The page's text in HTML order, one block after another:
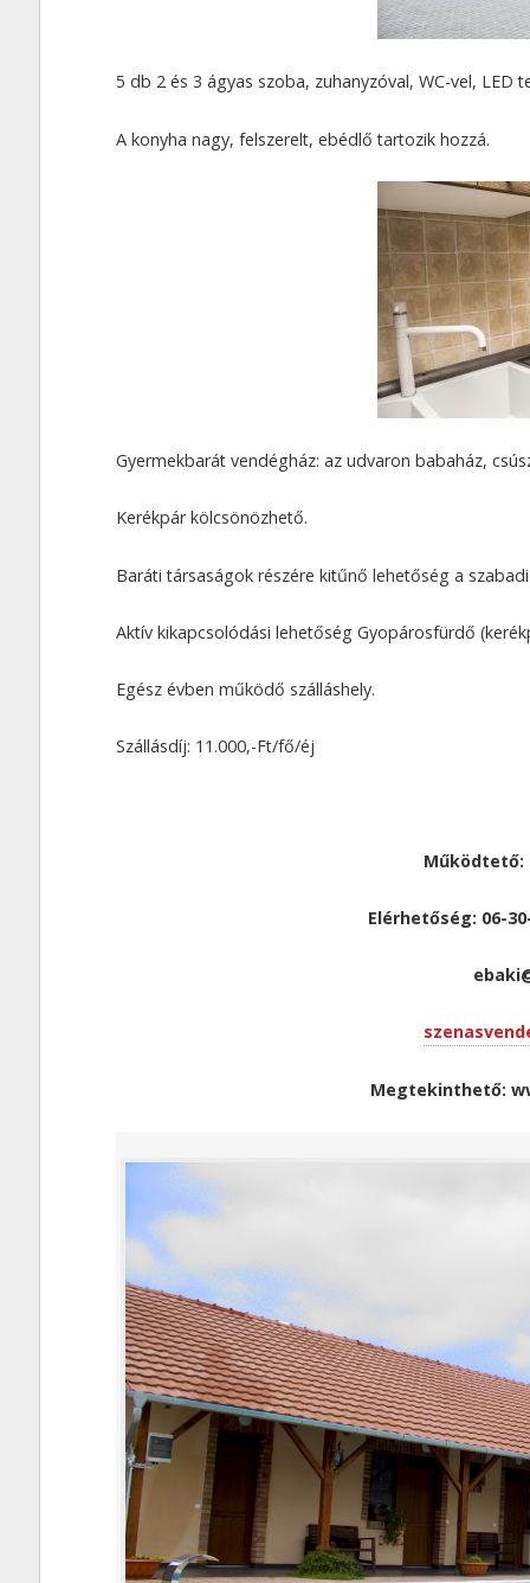
5 db 2 és 3 ágyas szoba, zuhanyzóval, WC-vel, LED
A konyha nagy, felszerelt, ebédlő tartozik hozzá.
Gyermekbarát vendégház: az udvaron babaház,
Kerékpár kölcsönözhető.
Baráti társaságok részére kitűnő lehetőség a
Aktív kikapcsolódási lehetőség Gyopárosfürdő
Egész évben működő szálláshely.
Szállásdíj: 11.000,-Ft/fő/éj
Működtető:
Elérhetőség: 06-
Megtekinthető: